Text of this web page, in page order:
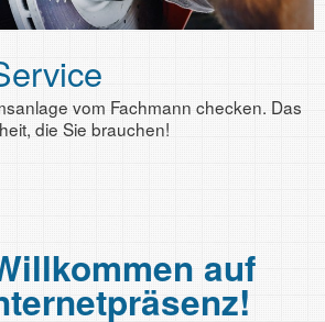
vom Fachmann checken. Das
die Sie brauchen!
Wartung
immer in besten Händen.
auf